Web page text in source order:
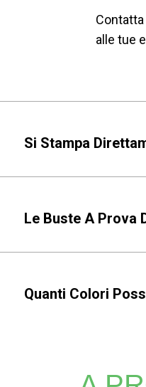
alle tue
Si Stampa
Le Buste A Prova
Quanti Colori